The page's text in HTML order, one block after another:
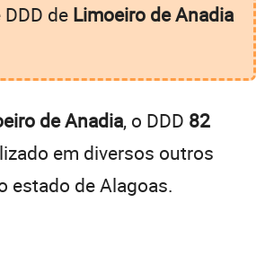
de Limoeiro de Anadia
de Anadia, o DDD 82
em diversos outros
estado de Alagoas.